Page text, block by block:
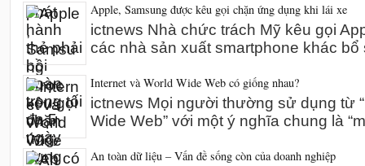
Apple, Samsung được kêu gọi chặn ứng dụng khi lái xe
ictnews Nhà chức trách Mỹ kêu gọi
các nhà sản xuất smartphone khác bổ
Internet và World Wide Web có giống nhau?
ictnews Mọi người thường sử dụng từ
Wide Web” với một ý nghĩa chung là
An toàn dữ liệu – Vấn đề sống còn của doanh nghiệp